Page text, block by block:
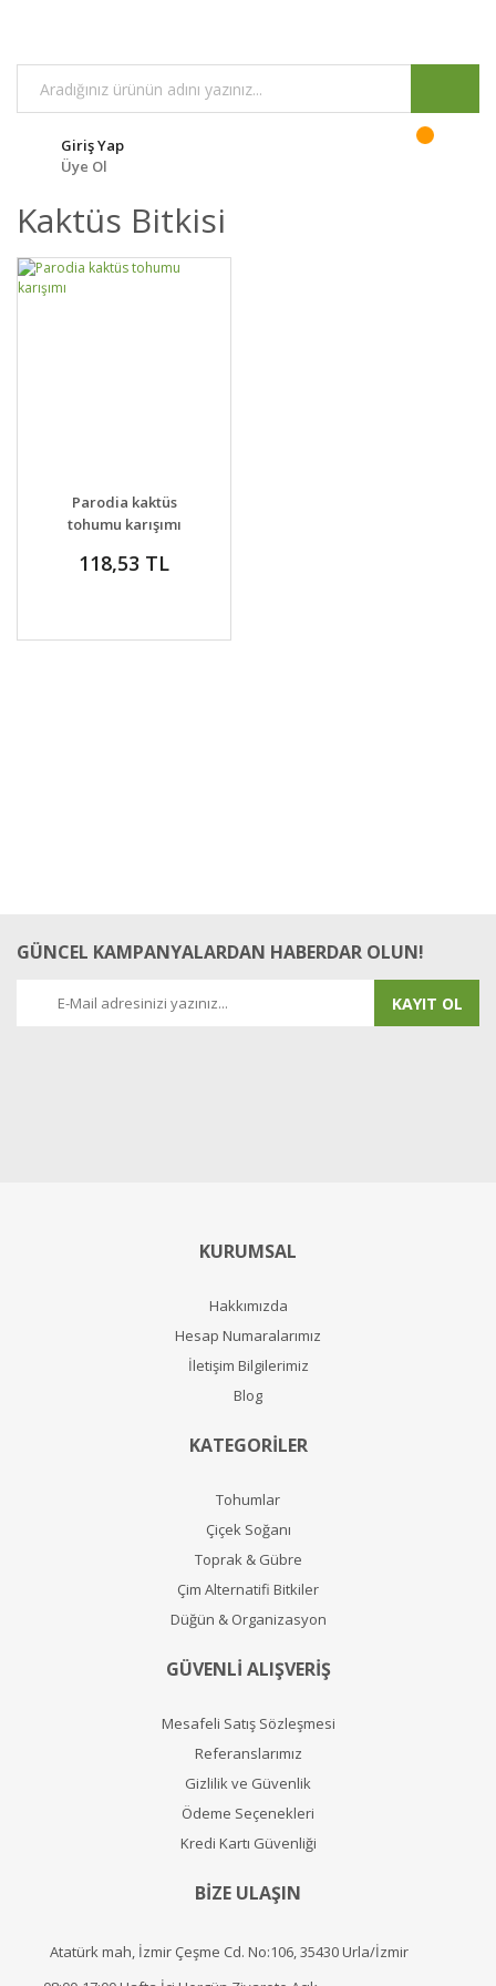
Giriş Yap
Üye Ol
Kaktüs Bitkisi
DETAYLAR SEPETE EKLE
Parodia kaktüs
tohumu karışımı
118,53 TL
GÜNCEL KAMPANYALARDAN HABERDAR OLUN!
KAYIT OL
KURUMSAL
Hakkımızda
Hesap Numaralarımız
İletişim Bilgilerimiz
Blog
KATEGORİLER
Tohumlar
Çiçek Soğanı
Toprak & Gübre
Çim Alternatifi Bitkiler
Düğün & Organizasyon
GÜVENLİ ALIŞVERİŞ
Mesafeli Satış Sözleşmesi
Referanslarımız
Gizlilik ve Güvenlik
Ödeme Seçenekleri
Kredi Kartı Güvenliği
BİZE ULAŞIN
Atatürk mah, İzmir Çeşme Cd. No:106, 35430 Urla/İzmir